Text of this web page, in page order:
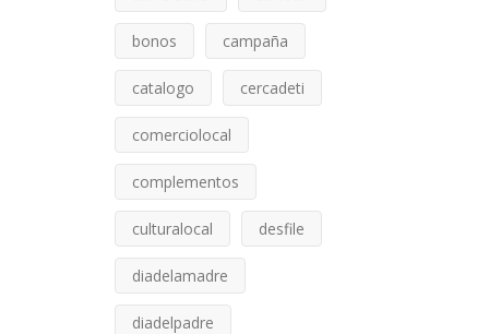
bonos campaña
catalogo cercadeti
comerciolocal
complementos
culturalocal desfile
diadelamadre
diadelpadre